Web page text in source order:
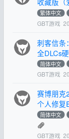
繁体中文
GBT游戏
刺客信
全DLCs
简体中文
GBT游戏
赛博朋
个人修复
简体中文
GBT游戏